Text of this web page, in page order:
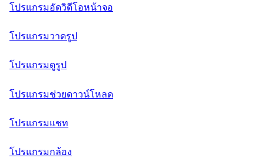
โปรแกรมอัดวิดีโอหน้าจอ
โปรแกรมวาดรูป
โปรแกรมดูรูป
โปรแกรมช่วยดาวน์โหลด
โปรแกรมแชท
โปรแกรมกล้อง